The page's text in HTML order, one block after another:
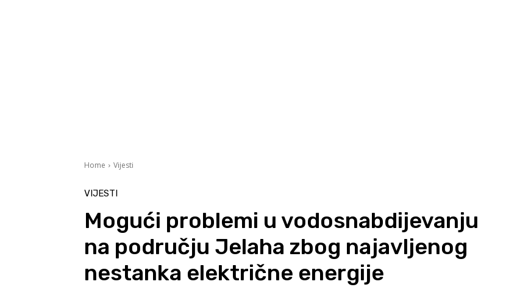
Home Vijesti
VIJESTI
Mogući problemi u vodosnabdijevanju
na području Jelaha zbog najavljenog
nestanka električne energije